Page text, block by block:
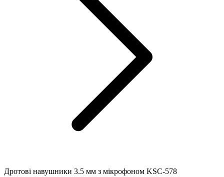
Дротові навушники 3.5 мм з мікрофоном KSC-578